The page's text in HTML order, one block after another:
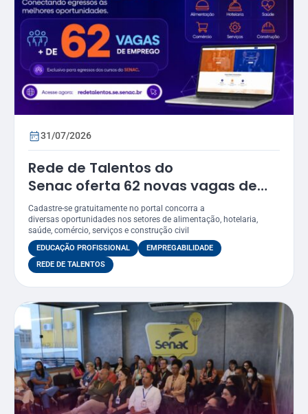
31/07/2026
Rede de Talentos do
Senac oferta 62 novas vagas de
emprego em Sergipe
Cadastre-se gratuitamente no portal concorra a
diversas oportunidades nos setores de alimentação, hotelaria,
saúde, comércio, serviços e construção civil
EDUCAÇÃO PROFISSIONAL
EMPREGABILIDADE
REDE DE TALENTOS